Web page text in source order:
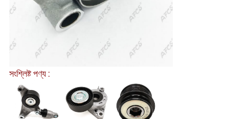
সংশ্লিষ্ট পণ্য :